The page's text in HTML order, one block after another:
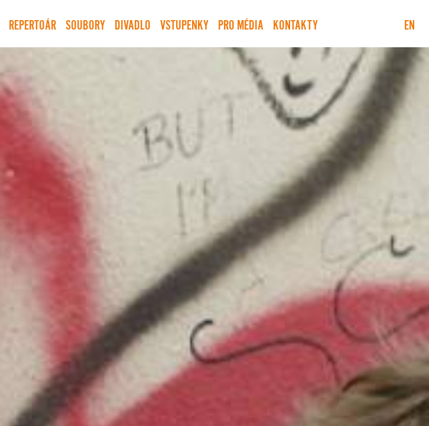
REPERTOÁR SOUBORY DIVADLO VSTUPENKY PRO MÉDIA KONTAKTY EN